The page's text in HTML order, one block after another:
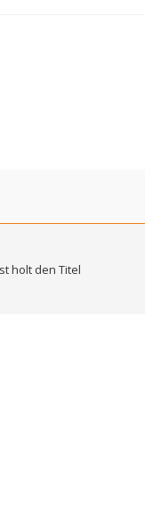
holt den Titel